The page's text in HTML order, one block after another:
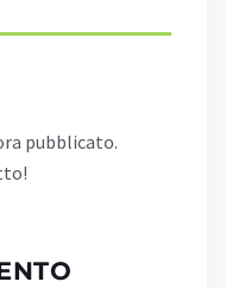
pubblicato.